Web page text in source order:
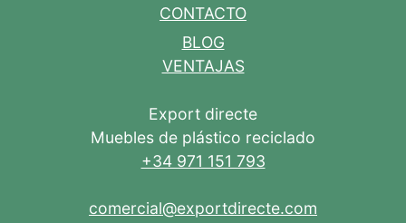
CONTACTO
BLOG
VENTAJAS
Export directe
Muebles de plástico reciclado
+34 971 151 793
comercial@exportdirecte.com